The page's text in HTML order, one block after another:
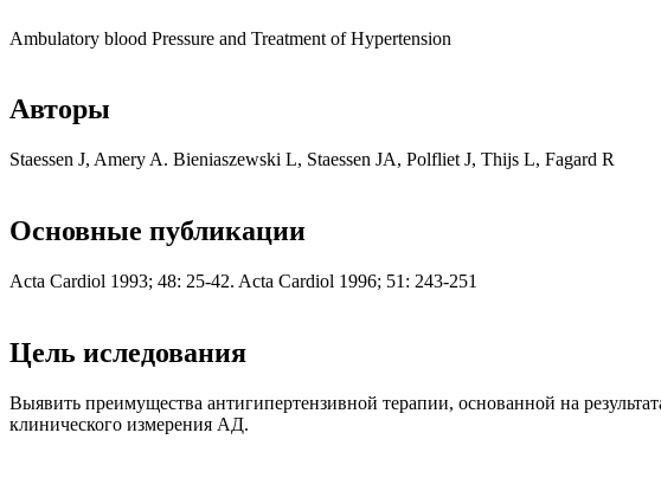
Ambulatory blood Pressure and Treatment of Hypertension
Авторы
Staessen J, Amery A. Bieniaszewski L, Staessen JA, Polfliet J, Thijs L, Fagard R
Основные публикации
Acta Cardiol 1993; 48: 25-42. Acta Cardiol 1996; 51: 243-251
Цель иследования
Выявить преимущества антигипертензивной терапии, основанной на
клинического измерения АД.